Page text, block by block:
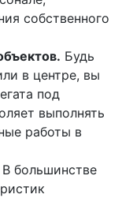
собственного
Будь
в центре, вы
под
выполнять
работы в
В большинстве